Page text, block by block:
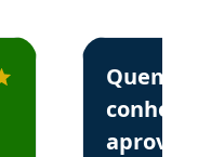
Concursos em
Estudante
Quem
aprova